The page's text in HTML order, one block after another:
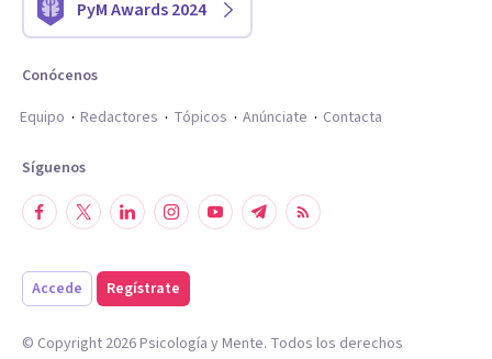
PyM Awards 2024
Conócenos
Equipo
Redactores Tópicos Anúnciate Contacta
Síguenos
Accede Regístrate
© Copyright 2026Psicología y Mente. Todos los derechos